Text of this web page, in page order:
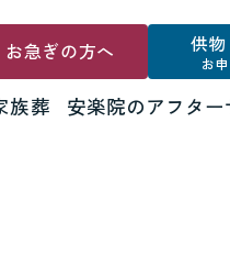
お急ぎの方へ 供
お
族葬 安楽院のアフター